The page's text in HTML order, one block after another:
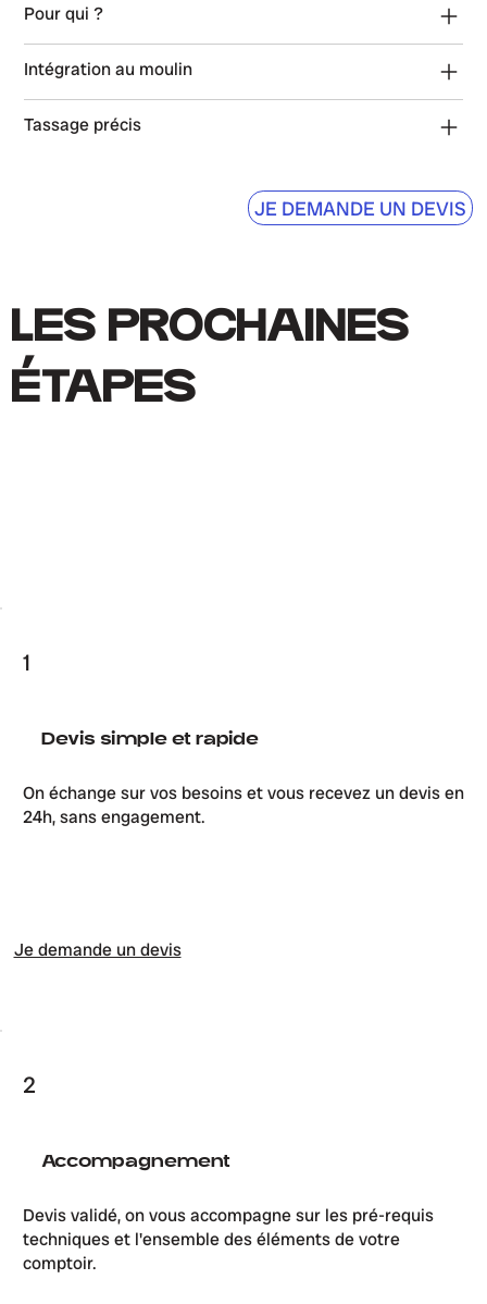
Pour qui ?
Intégration au moulin
Tassage précis
LES PROCHAINES
ÉTAPES
1
Devis simple et rapide
On échange sur vos besoins et vous recevez un devis en
24h, sans engagement.
Je demande un devis
2
Accompagnement
Devis validé, on vous accompagne sur les pré-requis
techniques et l'ensemble des éléments de votre
comptoir.
JE DEMANDE UN DEVIS